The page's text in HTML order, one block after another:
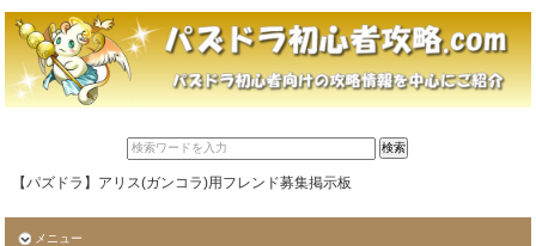
【パズドラ】アリス(ガンコラ)用フレンド募集掲示板
メニュー